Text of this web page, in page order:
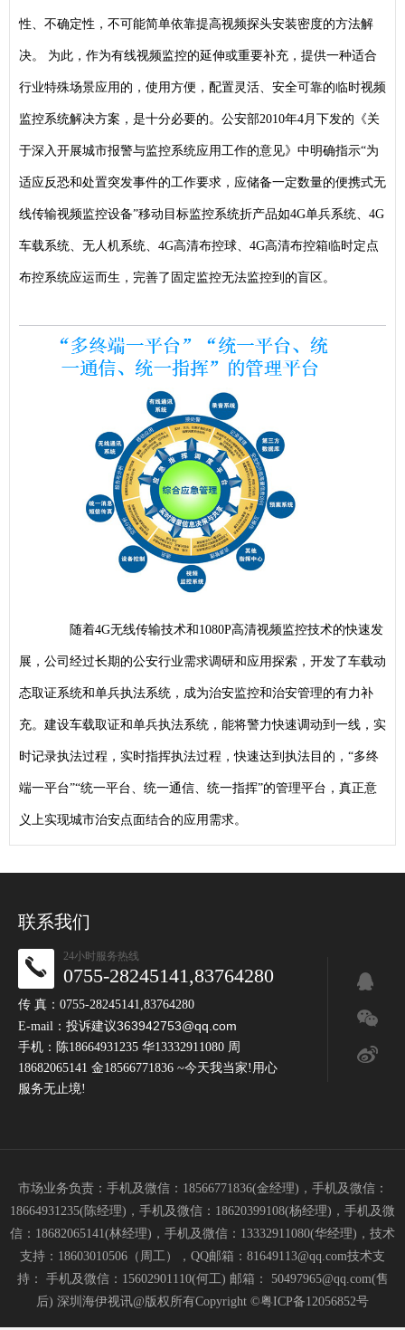
性、不确定性，不可能简单依靠提高视频探头安装密度的方法解
决。 为此，作为有线视频监控的延伸或重要补充，提供一种适合
行业特殊场景应用的，使用方便，配置灵活、安全可靠的临时视频
监控系统解决方案，是十分必要的。公安部2010年4月下发的《关
于深入开展城市报警与监控系统应用工作的意见》中明确指示“为
适应反恐和处置突发事件的工作要求，应储备一定数量的便携式无
线传输视频监控设备”移动目标监控系统折产品如4G单兵系统、4G
车载系统、无人机系统、4G高清布控球、4G高清布控箱临时定点
布控系统应运而生，完善了固定监控无法监控到的盲区。
随着4G无线传输技术和1080P高清视频监控技术的快速发
展，公司经过长期的公安行业需求调研和应用探索，开发了车载动
态取证系统和单兵执法系统，成为治安监控和治安管理的有力补
充。建设车载取证和单兵执法系统，能将警力快速调动到一线，实
时记录执法过程，实时指挥执法过程，快速达到执法目的，“多终
端一平台”“统一平台、统一通信、统一指挥”的管理平台，真正意
义上实现城市治安点面结合的应用需求。
联系我们
24小时服务热线
0755-28245141,83764280
传 真：0755-28245141,83764280
E-mail： 投诉建议363942753@qq.com
手机：陈18664931235 华13332911080 周
18682065141 金18566771836 ~今天我当家!用心
服务无止境!
市场业务负责：手机及微信：18566771836(金经理)，手机及微信：
18664931235(陈经理)，手机及微信：18620399108(杨经理)，手机及微
信：18682065141(林经理)，手机及微信：13332911080(华经理)，技术
支持：18603010506（周工），QQ邮箱：81649113@qq.com技术支
持： 手机及微信：15602901110(何工) 邮箱： 50497965@qq.com(售
后) 深圳海伊视讯@版权所有Copyright ©粤ICP备12056852号